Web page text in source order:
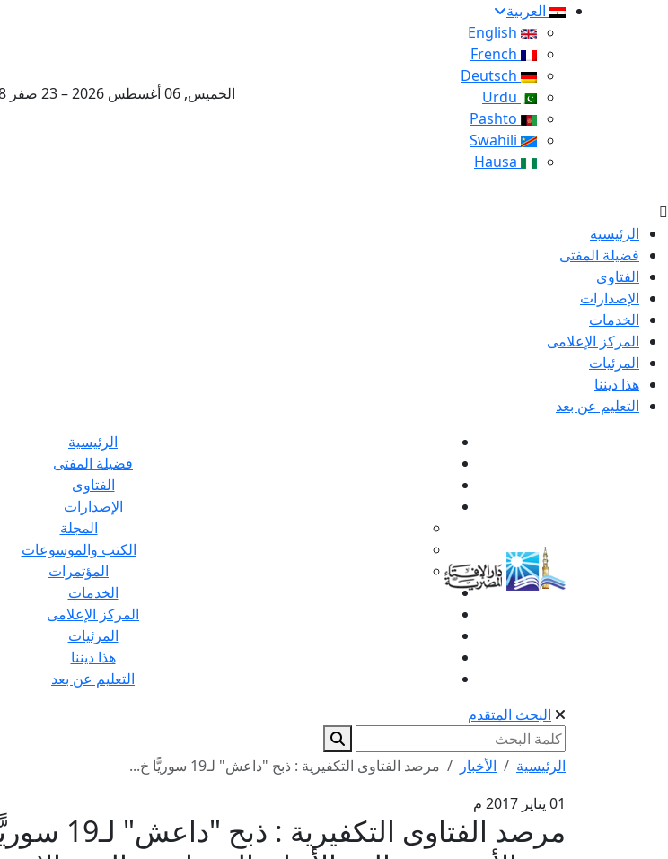
العربية
الخميس, 06 أغسطس 2026 – 23 صفر 1448 هـ
الرئيسية
فضيلة المفتى
الفتاوى
الإصدارات
الخدمات
المركز الإعلامى
المرئيات
هذا ديننا
التعليم عن بعد
الرئيسية
فضيلة المفتى
الفتاوى
الإصدارات
المجلة
الكتب والموسوعات
المؤتمرات
الخدمات
المركز الإعلامى
المرئيات
هذا ديننا
التعليم عن بعد
البحث المتقدم
الرئيسية الأخبار
مرصد الفتاوى التكفيرية : ذبح "داعش" لـ19 سوريًّا خ...
01 يناير 2017 م
مرصد الفتاوى